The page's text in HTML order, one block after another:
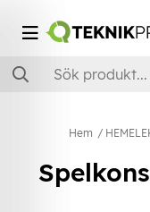
Hem